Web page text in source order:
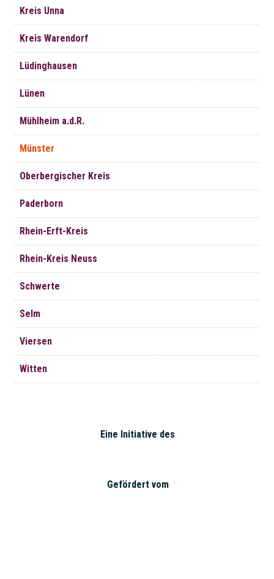
Kreis Unna
Kreis Warendorf
Lüdinghausen
Lünen
Mühlheim a.d.R.
Münster
Oberbergischer Kreis
Paderborn
Rhein-Erft-Kreis
Rhein-Kreis Neuss
Schwerte
Selm
Viersen
Witten
Eine Initiative des
Gefördert vom